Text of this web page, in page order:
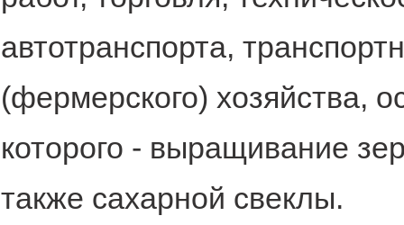
автотранспорта,
(фермерского) хозяйства,
которого - выращивание
также сахарной свеклы.